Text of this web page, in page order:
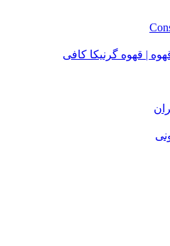
| قهوه گرنیکا کافی